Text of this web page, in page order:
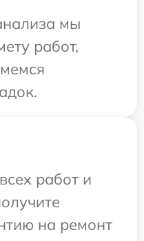
мы
работ,
работ и
на ремонт